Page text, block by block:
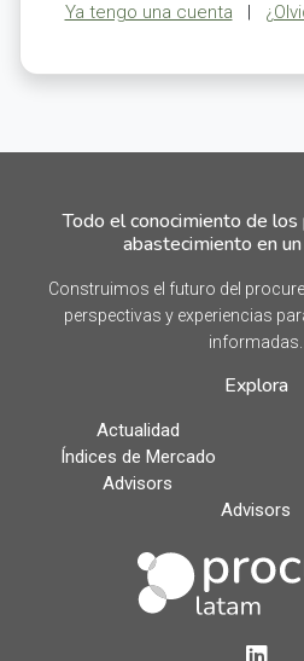
Ya tengo una cuenta |
Todo el conocimiento de
abastecimiento en
Construimos el futuro del
perspectivas y experiencias
informadas.
Explora
Actualidad
Índices de Mercado
Advisors
Advisors
LinkedIn